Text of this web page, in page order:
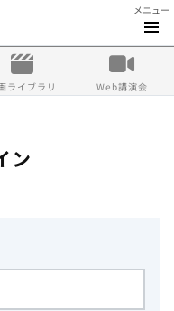
メニュー
ライブラリ Web講演会
ン